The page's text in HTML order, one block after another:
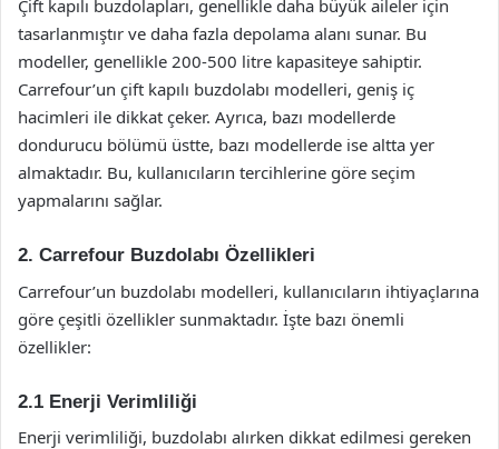
Çift kapılı buzdolapları, genellikle daha büyük aileler için
tasarlanmıştır ve daha fazla depolama alanı sunar. Bu
modeller, genellikle 200-500 litre kapasiteye sahiptir.
Carrefour’un çift kapılı buzdolabı modelleri, geniş iç
hacimleri ile dikkat çeker. Ayrıca, bazı modellerde
dondurucu bölümü üstte, bazı modellerde ise altta yer
almaktadır. Bu, kullanıcıların tercihlerine göre seçim
yapmalarını sağlar.
2. Carrefour Buzdolabı Özellikleri
Carrefour’un buzdolabı modelleri, kullanıcıların ihtiyaçlarına
göre çeşitli özellikler sunmaktadır. İşte bazı önemli
özellikler:
2.1 Enerji Verimliliği
Enerji verimliliği, buzdolabı alırken dikkat edilmesi gereken